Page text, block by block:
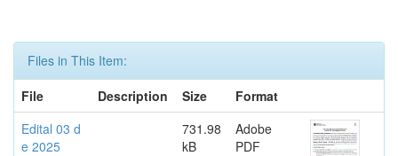
Files in This Item:
File
Description Size
Format
Edital 03 d
e 2025
731.98
kB
Adobe
PDF